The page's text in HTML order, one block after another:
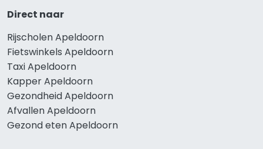
Direct naar
Rijscholen Apeldoorn
Fietswinkels Apeldoorn
Taxi Apeldoorn
Kapper Apeldoorn
Gezondheid Apeldoorn
Afvallen Apeldoorn
Gezond eten Apeldoorn